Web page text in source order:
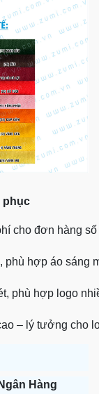
phục
cho đơn hàng
phù hợp áo sáng
phù hợp logo
– lý tưởng cho
Hàng